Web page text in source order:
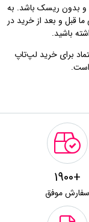
و بدون ریسک باشد. به
ما قبل و بعد از خرید در
باشید.
برای خرید لپ‌تاپ
است.
+1900
سفارش موفق